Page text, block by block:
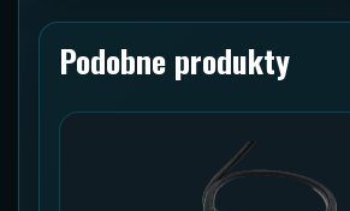
Podobne produkty